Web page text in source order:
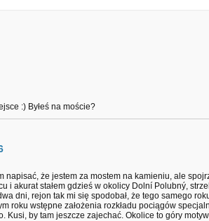
:) Byłeś na moście?
napisać, że jestem za mostem na kamieniu, ale
i akurat stałem gdzieś w okolicy Dolní Polubný,
dni, rejon tak mi się spodobał, że tego samego
roku wstępne założenia rozkładu pociągów
Kusi, by tam jeszcze zajechać. Okolice to góry